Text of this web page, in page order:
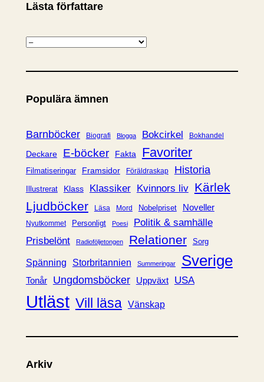
Lästa författare
K
t
g
r
i
Populära ämnen
Barnböcker Biografi Blogga Bokcirkel Bokhandel
Deckare E-böcker Fakta Favoriter
Filmatiseringar Framsidor Föräldraskap Historia
Illustrerat Klass Klassiker Kvinnors liv Kärlek
Ljudböcker
Läsa Mord Nobelpriset Noveller
Nyutkommet Personligt Poesi
Politik & samhälle
Prisbelönt
Radioföljetongen Relationer Sorg
Spänning Storbritannien Summeringar Sverige
Tonår Ungdomsböcker Uppväxt USA
Utläst Vill läsa Vänskap
Arkiv